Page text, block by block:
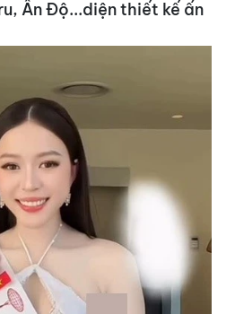
Ấn Độ...diện thiết kế ấn